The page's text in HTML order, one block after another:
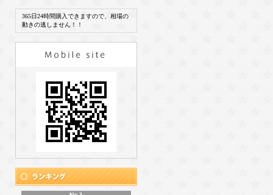
365日24時間購入できますので、相場の
動きの逃しません！！